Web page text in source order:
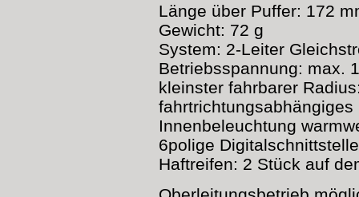
Länge über Puffer: 172
Gewicht: 72 g
System: 2-Leiter
Betriebsspannung: max.
kleinster fahrbarer
Innenbeleuchtung
6polige
Haftreifen: 2 Stück auf